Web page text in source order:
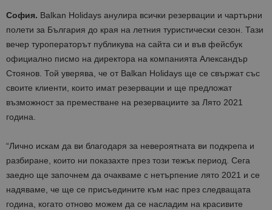
София. Balkan Holidays анулира всички резервации и чартърни
полети за България до края на летния туристически сезон. Тази
вечер туроператорът публикува на сайта си и във фейсбук
официално писмо на директора на компанията Александър
Стоянов. Той уверява, че от Balkan Holidays ще се свържат със
своите клиенти, които имат резервации и ще предложат
възможност за преместване на резервациите за Лято 2021
година.
“Лично искам да ви благодаря за невероятната ви подкрепа и
разбиране, които ни показахте през този тежък период. Сега
заедно ще започнем да очакваме с нетърпение лято 2021 и се
надяваме, че ще се присъедините към нас през следващата
година, когато отново можем да се насладим на красивите